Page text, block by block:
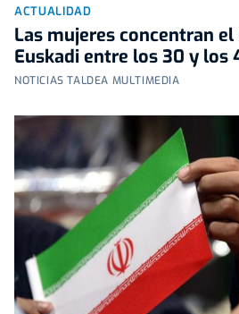
ACTUALIDAD
Las mujeres concentran
Euskadi entre los 30 y los
NOTICIAS TALDEA MULTIMEDIA